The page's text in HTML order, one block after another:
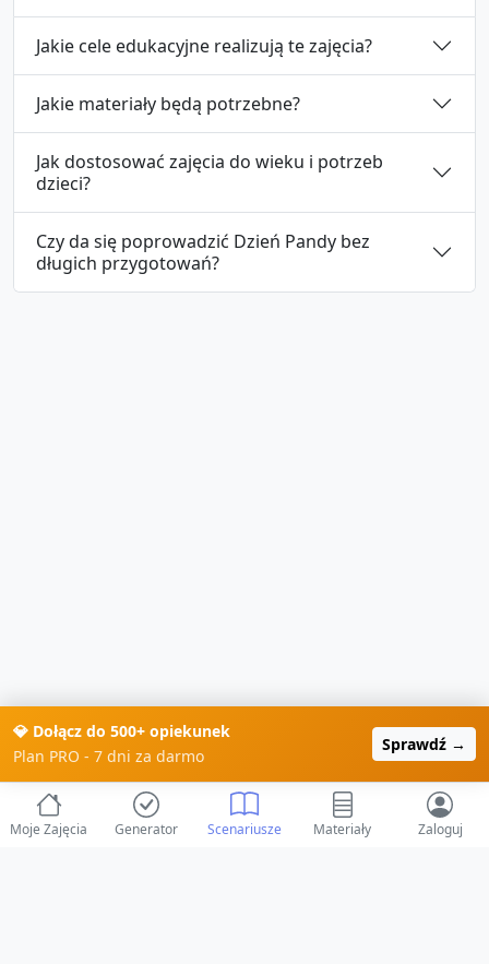
Jakie cele edukacyjne realizują te zajęcia?
Jakie materiały będą potrzebne?
Jak dostosować zajęcia do wieku i potrzeb
dzieci?
Czy da się poprowadzić Dzień Pandy bez
długich przygotowań?
💎 Dołącz do 500+ opiekunek
Plan PRO - 7 dni za darmo
Sprawdź →
Moje Zajęcia Generator Scenariusze Materiały Zaloguj